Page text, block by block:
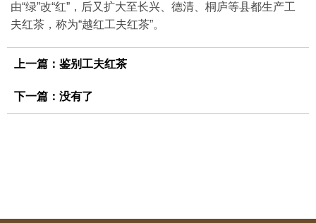
由“绿”改“红”，后又扩大至长兴、德清、桐庐等县都生产工
夫红茶，称为“越红工夫红茶”。
上一篇： 鉴别工夫红茶
下一篇：没有了